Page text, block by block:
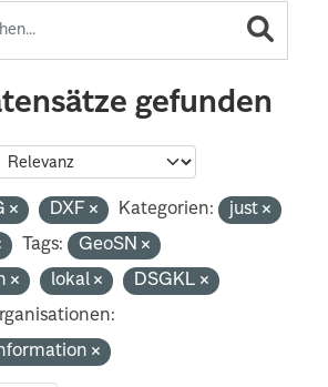
gefunden
DXF Kategorien:
just
Tags:
GeoSN
lokal
DSGKL